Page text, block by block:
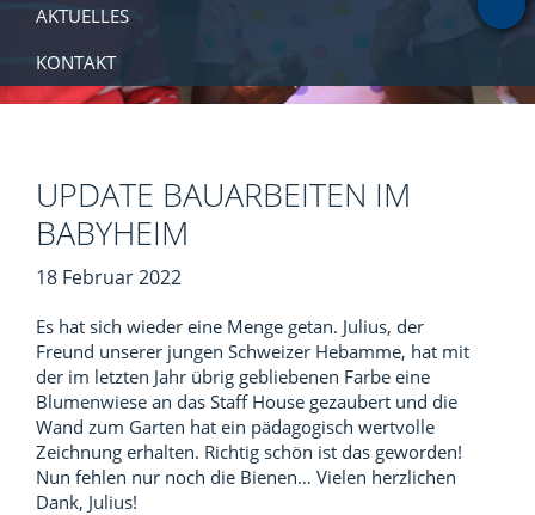
AKTUELLES
KONTAKT
UPDATE BAUARBEITEN IM
BABYHEIM
18 Februar 2022
Es hat sich wieder eine Menge getan. Julius, der
Freund unserer jungen Schweizer Hebamme, hat mit
der im letzten Jahr übrig gebliebenen Farbe eine
Blumenwiese an das Staff House gezaubert und die
Wand zum Garten hat ein pädagogisch wertvolle
Zeichnung erhalten. Richtig schön ist das geworden!
Nun fehlen nur noch die Bienen… Vielen herzlichen
Dank, Julius!